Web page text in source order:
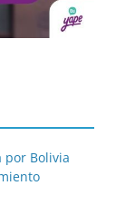
por Bolivia